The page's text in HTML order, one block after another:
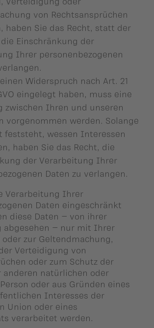
von Rechtsansprüchen
haben Sie das Recht, statt der
Einschränkung der
Ihrer personenbezogenen
Widerspruch nach Art. 21
eingelegt haben, muss eine
zwischen Ihren und unseren
vorgenommen werden. Solange
feststeht, wessen Interessen
haben Sie das Recht, die
der Verarbeitung Ihrer
Daten zu verlangen.
Verarbeitung Ihrer
Daten eingeschränkt
diese Daten – von ihrer
abgesehen – nur mit Ihrer
zur Geltendmachung,
Verteidigung von
oder zum Schutz der
anderen natürlichen oder
oder aus Gründen eines
Interesses der
Union oder eines
verarbeitet werden.